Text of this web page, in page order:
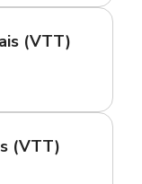
(VTT)
(VTT)